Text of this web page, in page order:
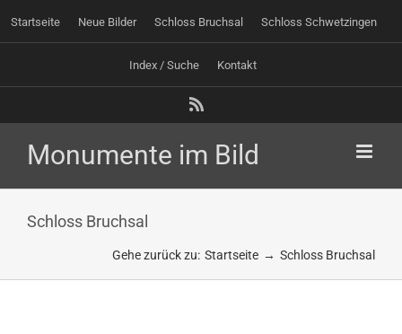
Inhalt
springen
Startseite Neue Bilder Schloss Bruchsal Schloss Schwetzingen
Index / Suche Kontakt
Schloss Bruchsal
Gehe zurück zu: Startseite Schloss Bruchsal